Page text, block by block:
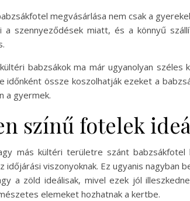
megvásárlása nem csak a
a szennyeződések miatt, és a könnyű
babzsákok ma már ugyanolyan
időnként össze koszolhatják ezeket a
a gyermek.
színű fotelek
más kültéri területre szánt babzsákfotel
időjárási viszonyoknak. Ez ugyanis
a zöld ideálisak, mivel ezek jól
elemeket hozhatnak a kertbe.